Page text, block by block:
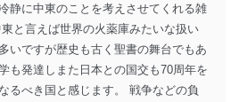
認証
されているユーザー制御機能（ユ
ト制御）により、個人情報データ
扱う情報システムを使用する従業
しています。
静に中東のことを考えさせてくれる雑
と言えば世界の火薬庫みたいな扱い
いですが歴史も古く聖書の舞台でもあ
も発達しまた日本との国交も70周年を
るべき国と感じます。 戦争などの負